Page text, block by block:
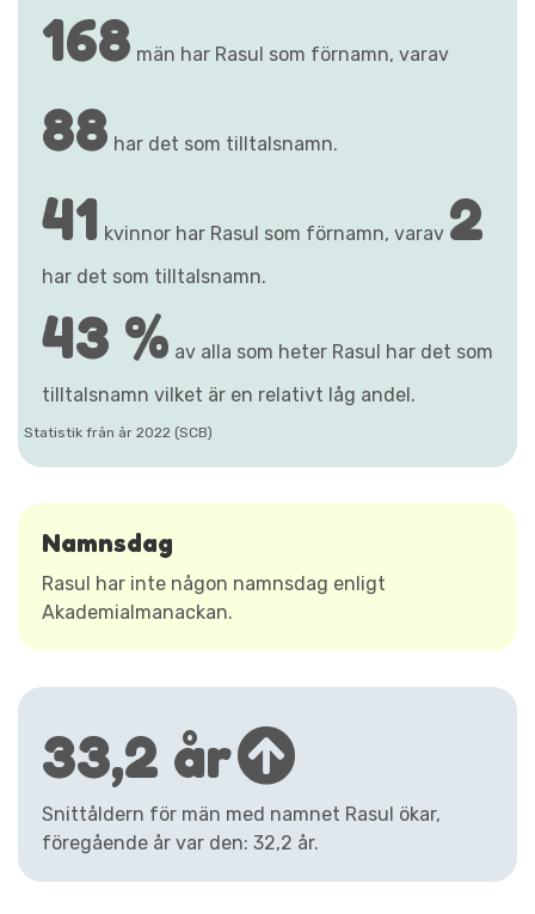
168 män har Rasul som förnamn, varav
88 har det som tilltalsnamn.
41 kvinnor har Rasul som förnamn, varav 2
har det som tilltalsnamn.
43 % av alla som heter Rasul har det som
tilltalsnamn vilket är en relativt låg andel.
Statistik från år 2022 (SCB)
Namnsdag
Rasul har inte någon namnsdag enligt
Akademialmanackan.
33,2 år
Snittåldern för män med namnet Rasul ökar,
föregående år var den: 32,2 år.